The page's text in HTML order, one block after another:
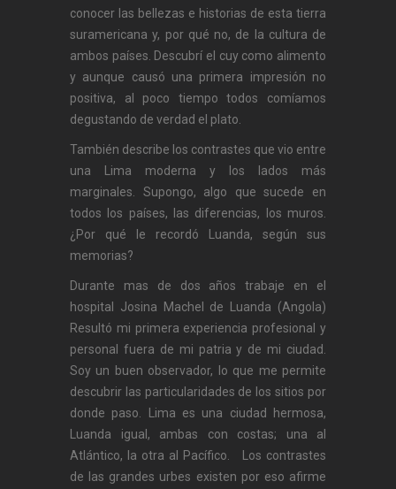
conocer las bellezas e historias de esta tierra
suramericana y, por qué no, de la cultura de
ambos países. Descubrí el cuy como alimento
y aunque causó una primera impresión no
positiva, al poco tiempo todos comíamos
degustando de verdad el plato.
También describe los contrastes que vio entre
una Lima moderna y los lados más
marginales. Supongo, algo que sucede en
todos los países, las diferencias, los muros.
¿Por qué le recordó Luanda, según sus
memorias?
Durante mas de dos años trabaje en el
hospital Josina Machel de Luanda (Angola)
Resultó mi primera experiencia profesional y
personal fuera de mi patria y de mi ciudad.
Soy un buen observador, lo que me permite
descubrir las particularidades de los sitios por
donde paso. Lima es una ciudad hermosa,
Luanda igual, ambas con costas; una al
Atlántico, la otra al Pacífico. Los contrastes
de las grandes urbes existen por eso afirme